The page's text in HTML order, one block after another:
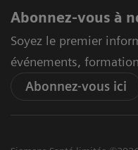
Abonnez-vous à
Soyez le premier
événements,
Abonnez-vous ici